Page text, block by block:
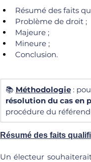
Résumé des faits
Problème de droit ;
Majeure ;
Mineure ;
Conclusion.
📚 Méthodologie :
résolution du cas en
procédure du
Résumé des faits
Un électeur